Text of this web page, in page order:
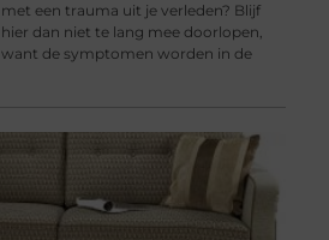
met een trauma uit je verleden? Blijf
hier dan niet te lang mee doorlopen,
want de symptomen worden in de